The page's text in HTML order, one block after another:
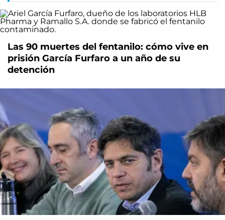
Las 90 muertes del fentanilo: cómo vive en
prisión García Furfaro a un año de su
detención